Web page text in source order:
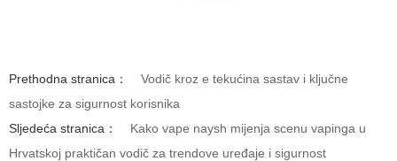
Prethodna stranica：
Vodič kroz e tekućina sastav i ključne
sastojke za sigurnost korisnika
Sljedeća stranica：
Kako vape naysh mijenja scenu vapinga u
Hrvatskoj praktičan vodič za trendove uređaje i sigurnost